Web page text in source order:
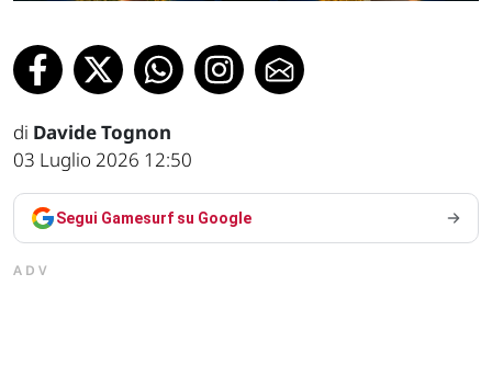
di Davide Tognon
03 Luglio 2026 12:50
Segui Gamesurf su Google
ADV